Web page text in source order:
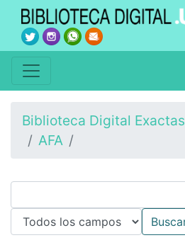
Biblioteca Digital Exactas
AFA